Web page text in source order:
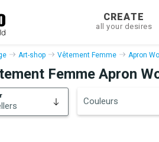
CREATE
all your desires
Art-shop Vêtement Femme Apron
Femme Apron
Couleurs